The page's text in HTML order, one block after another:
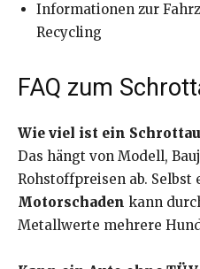
Informationen zur
Recycling
FAQ zum
Wie viel ist ein
Das hängt von Modell,
Rohstoffpreisen ab. Selbst
Motorschaden kann
Metallwerte mehrere